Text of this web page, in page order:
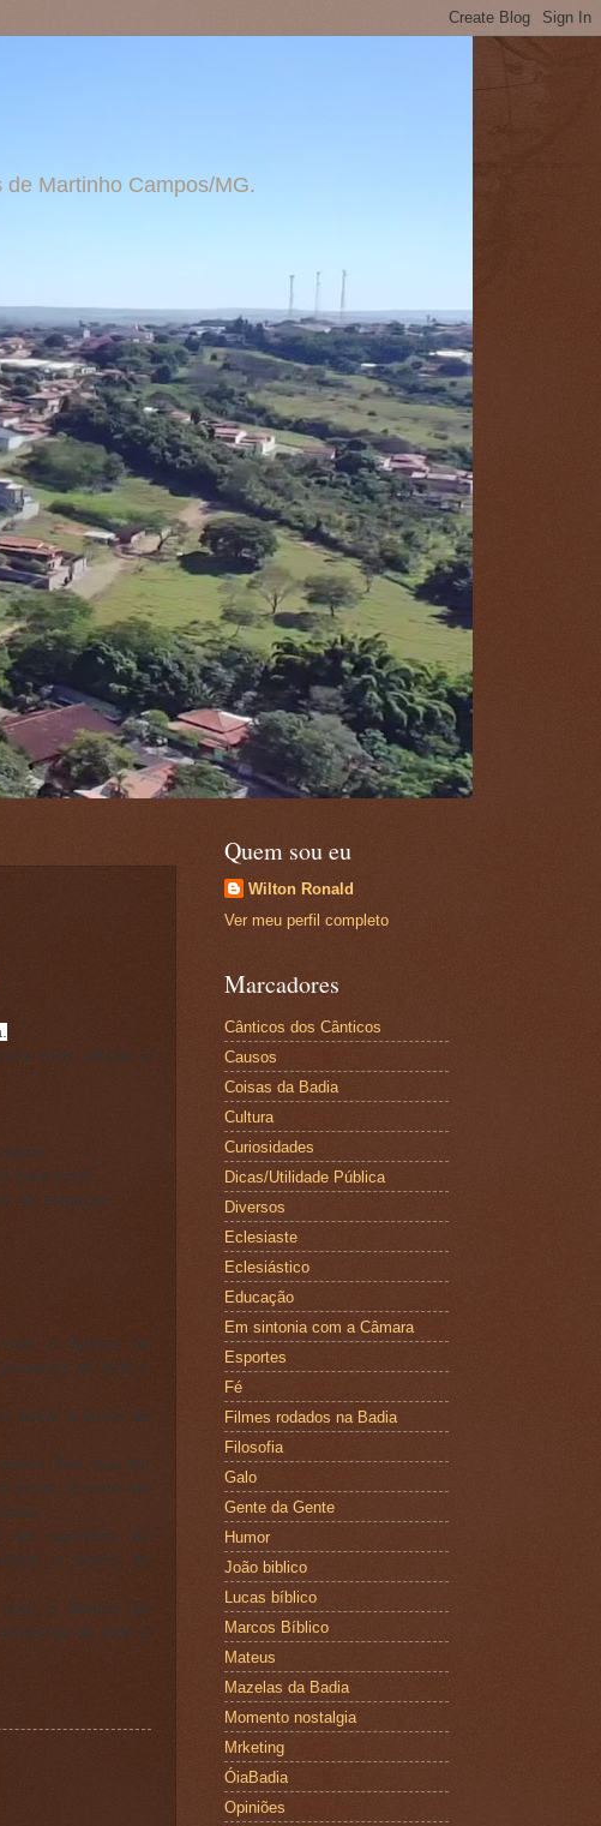
Martinho Campos/MG.
mim; aflição e
para você!
de tropeçar,
com o Senhor os
de todo o
pesar a morte de
Sim, sou teu
serva; livraste-me
um sacrifício de
o nome do
com o Senhor os
de todo o
Quem sou eu
Wilton Ronald
Ver meu perfil completo
Marcadores
Cânticos dos Cânticos
Causos
Coisas da Badia
Cultura
Curiosidades
Dicas/Utilidade Pública
Diversos
Eclesiaste
Eclesiástico
Educação
Em sintonia com a Câmara
Esportes
Fé
Filmes rodados na Badia
Filosofia
Galo
Gente da Gente
Humor
João biblico
Lucas bíblico
Marcos Bíblico
Mateus
Mazelas da Badia
Momento nostalgia
Mrketing
ÓiaBadia
Opiniões